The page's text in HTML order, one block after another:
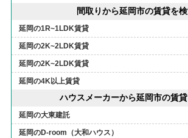
間取りから延岡市の賃貸を
延岡の1R~1LDK賃貸
延岡の2K~2LDK賃貸
延岡の2K~2LDK賃貸
延岡の4K以上賃貸
ハウスメーカーから延岡市の賃
延岡の大東建託
延岡のD-room（大和ハウス）